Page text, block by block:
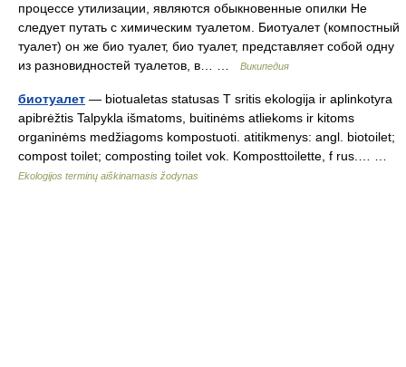
процессе утилизации, являются обыкновенные опилки Не
следует путать с химическим туалетом. Биотуалет (компостный
туалет) он же био туалет, био туалет, представляет собой одну
из разновидностей туалетов, в… …
Википедия
биотуалет — biotualetas statusas T sritis ekologija ir aplinkotyra
apibrėžtis Talpykla išmatoms, buitinėms atliekoms ir kitoms
organinėms medžiagoms kompostuoti. atitikmenys: angl. biotoilet;
compost toilet; composting toilet vok. Komposttoilette, f rus.… …
Ekologijos terminų aiškinamasis žodynas